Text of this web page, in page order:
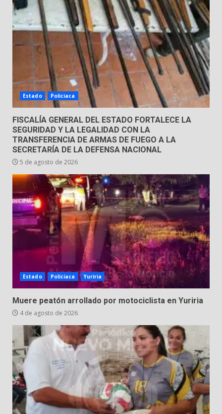
6
Emboscada a policías en Yuriria
31 de julio de 2026
Envía Gobierno de la Gente más
de 77 mil
30 de julio de 2026
Estado Policiaca
FISCALÍA GENERAL DEL ESTADO FORTALECE LA
SEGURIDAD Y LA LEGALIDAD CON LA
TRANSFERENCIA DE ARMAS DE FUEGO A LA
SECRETARÍA DE LA DEFENSA NACIONAL
5 de agosto de 2026
Estado Policiaca Yuriria
Muere peatón arrollado por motociclista en Yuriria
4 de agosto de 2026